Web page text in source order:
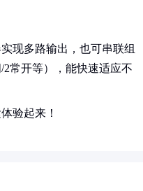
现多路输出，也可串联组
常开等），能快速适应不
验起来！